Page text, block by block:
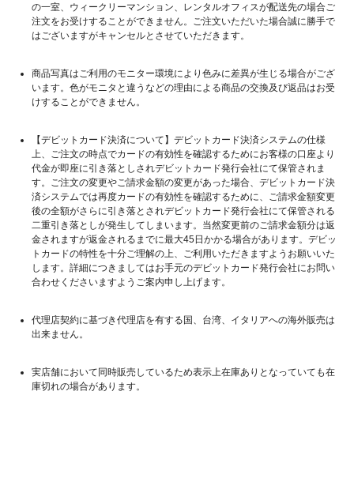
の一室、ウィークリーマンション、レンタルオフィスが配送先の場合ご
注文をお受けすることができません。ご注文いただいた場合誠に勝手で
はございますがキャンセルとさせていただきます。
商品写真はご利用のモニター環境により色みに差異が生じる場合がござ
います。色がモニタと違うなどの理由による商品の交換及び返品はお受
けすることができません。
【デビットカード決済について】デビットカード決済システムの仕様
上、ご注文の時点でカードの有効性を確認するためにお客様の口座より
代金が即座に引き落としされデビットカード発行会社にて保管されま
す。ご注文の変更やご請求金額の変更があった場合、デビットカード決
済システムでは再度カードの有効性を確認するために、ご請求金額変更
後の全額がさらに引き落とされデビットカード発行会社にて保管される
二重引き落としが発生してしまいます。当然変更前のご請求金額分は返
金されますが返金されるまでに最大45日かかる場合があります。デビッ
トカードの特性を十分ご理解の上、ご利用いただきますようお願いいた
します。詳細につきましてはお手元のデビットカード発行会社にお問い
合わせくださいますようご案内申し上げます。
代理店契約に基づき代理店を有する国、台湾、イタリアへの海外販売は
出来ません。
実店舗において同時販売しているため表示上在庫ありとなっていても在
庫切れの場合があります。